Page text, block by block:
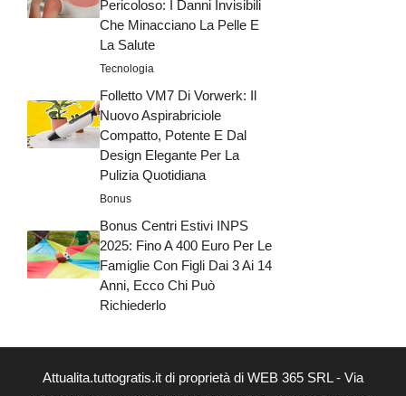
Pericoloso: I Danni Invisibili
Che Minacciano La Pelle E
La Salute
Tecnologia
Folletto VM7 Di Vorwerk: Il
Nuovo Aspirabriciole
Compatto, Potente E Dal
Design Elegante Per La
Pulizia Quotidiana
Bonus
Bonus Centri Estivi INPS
2025: Fino A 400 Euro Per Le
Famiglie Con Figli Dai 3 Ai 14
Anni, Ecco Chi Può
Richiederlo
Attualita.tuttogratis.it di proprietà di WEB 365 SRL - Via